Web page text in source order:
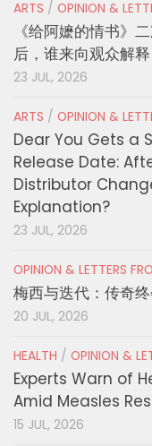
ARTS / OPINION &
《给阿嬷的情书》
后，谁来向观众解释
23 JUL, 2026
ARTS / OPINION &
Dear You Gets a
Release Date:
Distributor
Explanation?
23 JUL, 2026
OPINION & LETTERS
梅西与迭代：传奇
20 JUL, 2026
HEALTH / OPINION &
Experts Warn of
Amid Measles
15 JUL, 2026